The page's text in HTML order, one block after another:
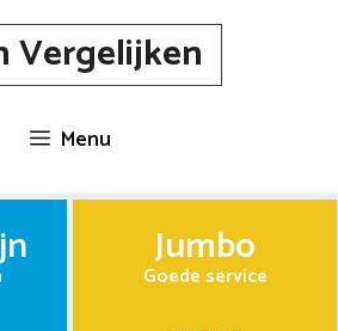
Vergelijken
Menu
Jumbo
Goede service